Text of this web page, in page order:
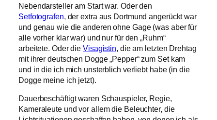
Nebendarsteller am Start war. Oder den
Setfotografen, der extra aus Dortmund angerückt war
und genau wie die anderen ohne Gage (was aber für
alle vorher klar war) und nur für den „Ruhm“
arbeitete. Oder dieVisagistin, die am letzten Drehtag
mit ihrer deutschen Dogge „Pepper“ zum Set kam
und in die ich mich unsterblich verliebt habe (in die
Dogge meine ich jetzt).
Dauerbeschäftigt waren Schauspieler, Regie,
Kameraleute und vor allem die Beleuchter, die